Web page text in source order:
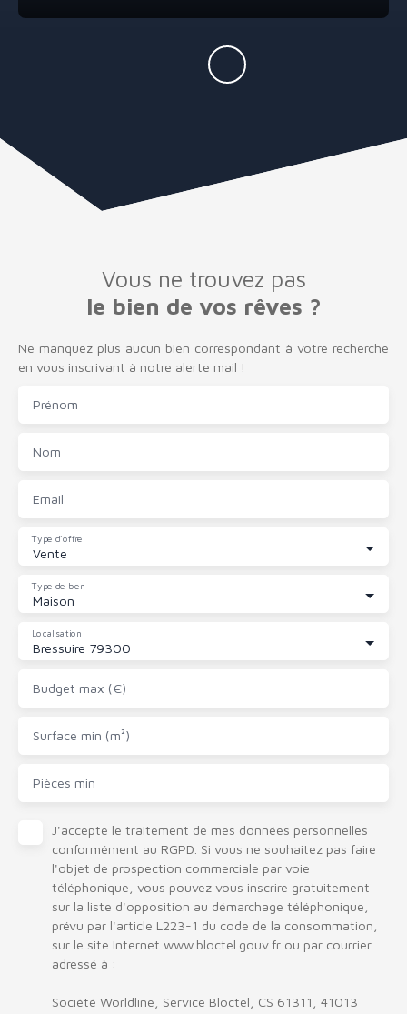
Vous ne trouvez pas
le bien de vos rêves ?
Ne manquez plus aucun bien correspondant à votre recherche
en vous inscrivant à notre alerte mail !
Prénom
Nom
Email
Vente
Type d'offre
Maison
Type de bien
Bressuire 79300
Localisation
Budget max (€)
Surface min (m²)
Pièces min
J'accepte le traitement de mes données personnelles
conformément au RGPD. Si vous ne souhaitez pas faire
l'objet de prospection commerciale par voie
téléphonique, vous pouvez vous inscrire gratuitement
sur la liste d'opposition au démarchage téléphonique,
prévu par l'article L223-1 du code de la consommation,
sur le site Internet www.bloctel.gouv.fr ou par courrier
adressé à :
Société Worldline, Service Bloctel, CS 61311, 41013